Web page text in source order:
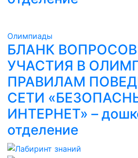
Олимпиады
БЛАНК
УЧАСТИЯ В
ПРАВИЛАМ
СЕТИ
ИНТЕРНЕТ» –
отделение